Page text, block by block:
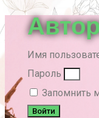
Имя
Пароль
Запомнить
Войти